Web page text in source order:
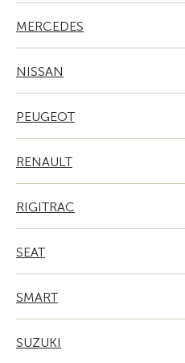
MERCEDES
NISSAN
PEUGEOT
RENAULT
RIGITRAC
SEAT
SMART
SUZUKI